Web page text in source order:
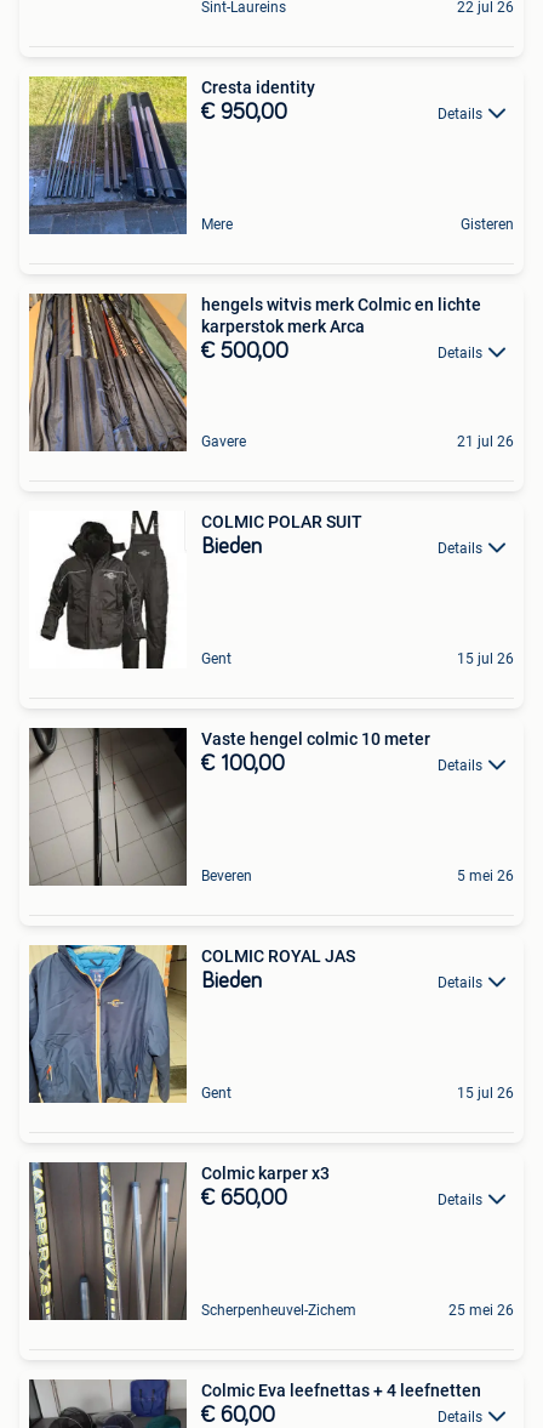
Sint-Laureins 22 jul 26
Cresta identity
€ 950,00 Details
Mere Gisteren
hengels witvis merk Colmic en lichte
karperstok merk Arca
€ 500,00 Details
Gavere 21 jul 26
COLMIC POLAR SUIT
Bieden Details
Gent 15 jul 26
Vaste hengel colmic 10 meter
€ 100,00 Details
Beveren 5 mei 26
COLMIC ROYAL JAS
Bieden Details
Gent 15 jul 26
Colmic karper x3
€ 650,00 Details
Scherpenheuvel-Zichem 25 mei 26
Colmic Eva leefnettas + 4 leefnetten
€ 60,00 Details